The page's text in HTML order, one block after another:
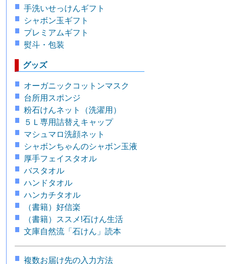
手洗いせっけんギフト
シャボン玉ギフト
プレミアムギフト
熨斗・包装
グッズ
オーガニックコットンマスク
台所用スポンジ
粉石けんネット（洗濯用）
５Ｌ専用詰替えキャップ
マシュマロ洗顔ネット
シャボンちゃんのシャボン玉液
厚手フェイスタオル
バスタオル
ハンドタオル
ハンカチタオル
（書籍）好信楽
（書籍）ススメ!石けん生活
文庫自然流「石けん」読本
複数お届け先の入力方法